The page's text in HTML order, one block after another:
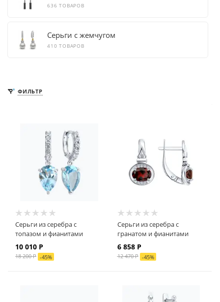
636 ТОВАРОВ
Серьги с жемчугом
410 ТОВАРОВ
ФИЛЬТР
Серьги из серебра с
топазом и фианитами
10 010 Р
18 200Р -45%
Серьги из серебра с
гранатом и фианитами
6 858Р
12 470Р -45%